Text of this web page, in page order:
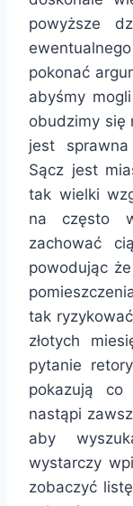
powyższe
pokonać
abyśmy
obudzimy się
jest
Sącz jest
tak wielki
na często
zachować
powodując
tak
złotych
pytanie
pokazują co
nastąpi
aby
wystarczy
zobaczyć